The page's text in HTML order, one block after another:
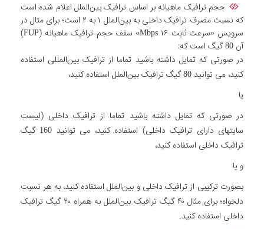
حجم ترافیک ماهیانه بر اساس ترافیک بین‌الملل اعلام شده است
که نسبت مصرف ترافیک داخلی به بین‌الملل ۱ به ۲ است؛ برای مثال در
سرویس «سرعت ثابت Mbps ۱۶» سقف حجم ترافیک ماهیانه (FUP)
آن 80 گیگ است که:
در صورتی که تمایل داشته باشید تماما از ترافیک بین‌المللی استفاده
کنید، می توانید 80 گیگ ترافیک بین‌الملل استفاده کنید،
یا
در صورتی که تمایل داشته باشید تماما از ترافیک داخلی (لیست
سایتهای دارای ترافیک داخلی) استفاده کنید، می توانید 160 گیگ
ترافیک داخلی استفاده کنید،
و یا
بصورت ترکیبی از ترافیک داخلی و بین‌الملل استفاده کنید، به هر نسبت
دلخواه؛ برای مثال ۴۰ گیگ ترافیک بین‌الملل به همراه ۲۰ گیگ ترافیک
داخلی استفاده کنید.